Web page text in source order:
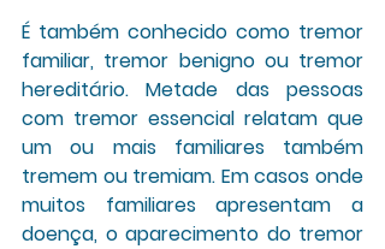
É também conhecido como tremor
familiar, tremor benigno ou tremor
hereditário. Metade das pessoas
com tremor essencial relatam que
um ou mais familiares também
tremem ou tremiam. Em casos onde
muitos familiares apresentam a
doença, o aparecimento do tremor